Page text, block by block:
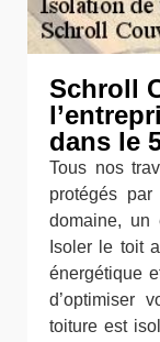
Schroll
dans le
Tous nos
protégés
domaine, un
Isoler le toit
énergétique
d’optimiser
toiture est